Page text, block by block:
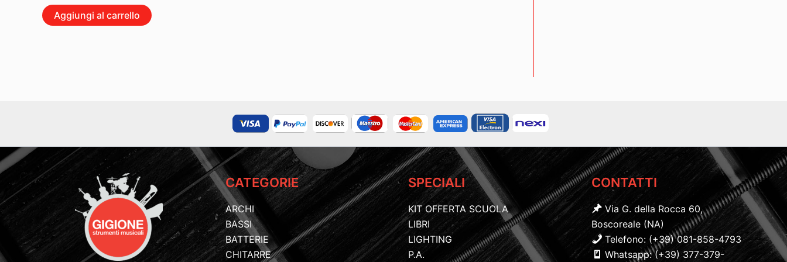
Aggiungi al carrello
CATEGORIE
ARCHI
BASSI
BATTERIE
CHITARRE
SPECIALI
KIT OFFERTA SCUOLA
LIBRI
LIGHTING
P.A.
CONTATTI
Via G. della Rocca 60,
Boscoreale (NA)
Telefono: (+39) 081-858-4793
Whatsapp: (+39) 377-379-